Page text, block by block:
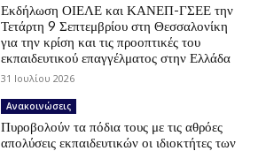
Εκδήλωση ΟΙΕΛΕ και ΚΑΝΕΠ-ΓΣΕΕ την
Τετάρτη 9 Σεπτεμβρίου στη Θεσσαλονίκη
για την κρίση και τις προοπτικές του
εκπαιδευτικού επαγγέλματος στην Ελλάδα
31 Ιουλίου 2026
Ανακοινώσεις
Πυροβολούν τα πόδια τους με τις αθρόες
απολύσεις εκπαιδευτικών οι ιδιοκτήτες των